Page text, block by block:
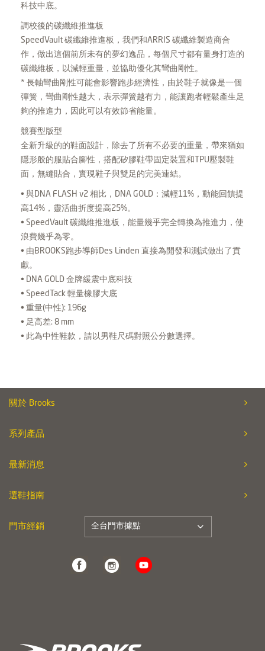
科技中底。
調校後的碳纖維推進板
SpeedVault 碳纖維推進板，我們和ARRIS 碳纖維製造商合
作，做出這個前所未有的夢幻逸品，每個尺寸都有量身打造的
碳纖維板，以減輕重量，並協助優化其彎曲剛性。
* 長軸彎曲剛性可能會影響跑步經濟性，由於鞋子就像是一個
彈簧，彎曲剛性越大，表示彈簧越有力，能讓跑者輕鬆產生足
夠的推進力，因此可以有效節省能量。
競賽型版型
全新升級的的鞋面設計，除去了所有不必要的重量，帶來猶如
隱形般的服貼合腳性，搭配矽膠鞋帶固定裝置和TPU壓製鞋
面，無縫貼合，實現鞋子與雙足的完美連結。
• 與DNA FLASH v2 相比，DNA GOLD：減輕11%，動能回饋提
高14%，靈活曲折度提高25%。
• SpeedVault 碳纖維推進板，能量幾乎完全轉換為推進力，使
浪費幾乎為零。
• 由BROOKS跑步導師Des Linden 直接為開發和測試做出了貢
獻。
• DNA GOLD 金牌緩震中底科技
• SpeedTack 輕量橡膠大底
• 重量(中性): 196g
• 足高差: 8 mm
• 此為中性鞋款，請以男鞋尺碼對照公分數選擇。
關於 Brooks
系列產品
最新消息
選鞋指南
門市經銷 全台門市據點